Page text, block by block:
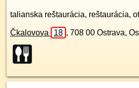
talianska reštaurácia, reštaurácia,
Čkalovova 18 , 708 00 Ostrava,